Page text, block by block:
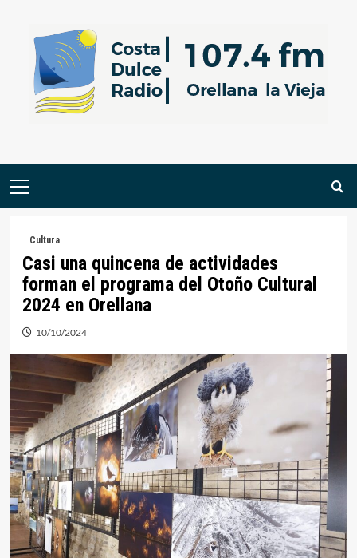
contenido
Menú
Cultura
Casi una quincena de actividades
forman el programa del Otoño Cultural
2024 en Orellana
10/10/2024